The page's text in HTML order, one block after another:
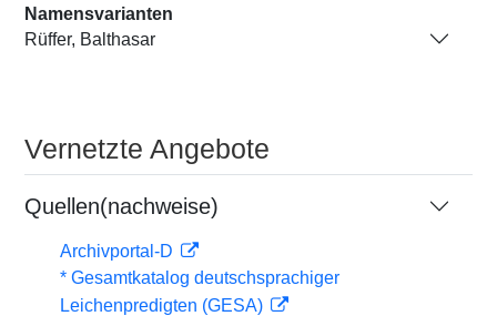
Namensvarianten
Rüffer, Balthasar
Vernetzte Angebote
Quellen(nachweise)
Archivportal-D
* Gesamtkatalog deutschsprachiger
Leichenpredigten (GESA)